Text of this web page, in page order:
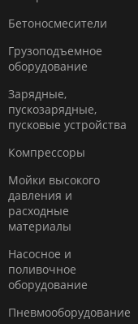
Бетоносмесители
Грузоподъемное
оборудование
Зарядные,
пускозарядные,
пусковые устройства
Компресcоры
Мойки высокого
давления и
расходные
материалы
Насосное и
поливочное
оборудование
Пневмооборудование